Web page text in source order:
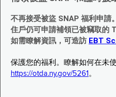
不再接受被盜 SNAP 福利申請。
住戶仍可申請補領已被竊取的
如需瞭解資訊，可造訪 EBT
保護您的福利。瞭解如何在未
https://otda.ny.gov/5261 。